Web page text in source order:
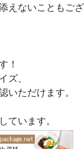
えないこともござ
！
ズ、
いただけます。
ています。